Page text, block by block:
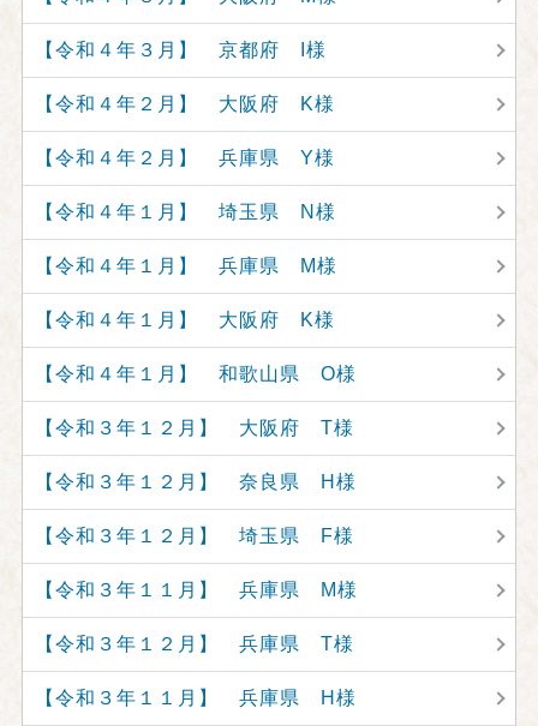
【令和４年３月】 京都府 I様
【令和４年２月】 大阪府 K様
【令和４年２月】 兵庫県 Y様
【令和４年１月】 埼玉県 N様
【令和４年１月】 兵庫県 M様
【令和４年１月】 大阪府 K様
【令和４年１月】 和歌山県 O様
【令和３年１２月】 大阪府 T様
【令和３年１２月】 奈良県 H様
【令和３年１２月】 埼玉県 F様
【令和３年１１月】 兵庫県 M様
【令和３年１２月】 兵庫県 T様
【令和３年１１月】 兵庫県 H様